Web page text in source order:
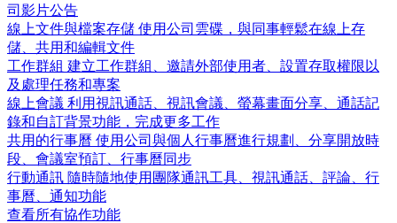
司影片公告
線上文件與檔案存儲 使用公司雲碟，與同事輕鬆在線上存
儲、共用和編輯文件
工作群組 建立工作群組、邀請外部使用者、設置存取權限以
及處理任務和專案
線上會議 利用視訊通話、視訊會議、螢幕畫面分享、通話記
錄和自訂背景功能，完成更多工作
共用的行事曆 使用公司與個人行事曆進行規劃、分享開放時
段、會議室預訂、行事曆同步
行動通訊 隨時隨地使用團隊通訊工具、視訊通話、評論、行
事曆、通知功能
查看所有協作功能